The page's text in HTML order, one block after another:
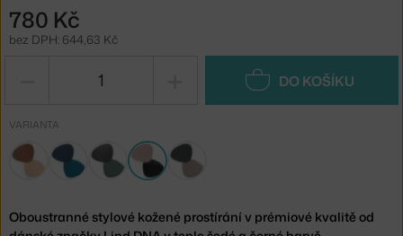
780 Kč
bez DPH: 644,63 Kč
DO KOŠÍKU
VARIANTA
Oboustranné stylové kožené prostírání v prémiové kvalitě od